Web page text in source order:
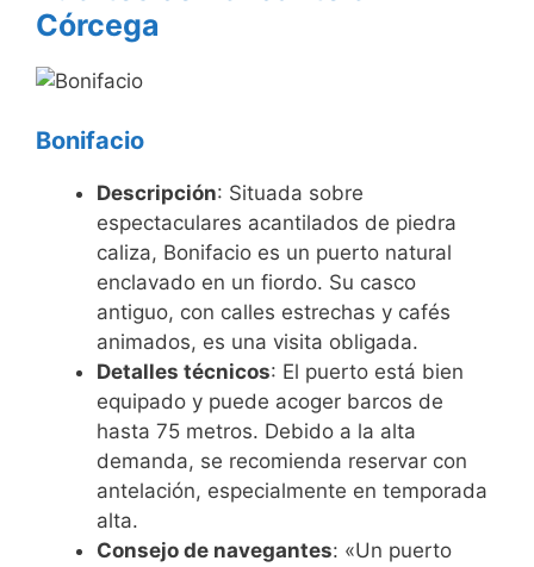
Córcega
Bonifacio
Descripción: Situada sobre
espectaculares acantilados de piedra
caliza, Bonifacio es un puerto natural
enclavado en un fiordo. Su casco
antiguo, con calles estrechas y cafés
animados, es una visita obligada.
Detalles técnicos: El puerto está bien
equipado y puede acoger barcos de
hasta 75 metros. Debido a la alta
demanda, se recomienda reservar con
antelación, especialmente en temporada
alta.
Consejo de navegantes: «Un puerto